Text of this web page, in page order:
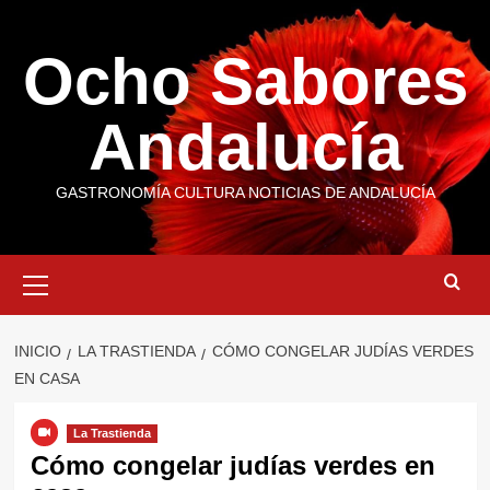
contenido
Ocho Sabores
Andalucía
GASTRONOMÍA CULTURA NOTICIAS DE ANDALUCÍA
primario
INICIO LA TRASTIENDA
CÓMO CONGELAR JUDÍAS VERDES
EN CASA
La Trastienda
Cómo congelar judías verdes en